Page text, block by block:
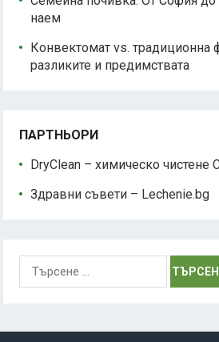
наем
Конвектомат vs. традиционна
разликите и предимствата
ПАРТНЬОРИ
DryClean – химическо чистене
Здравни съвети – Lechenie.bg
Търсене